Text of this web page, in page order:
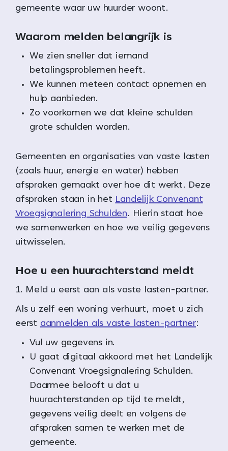
gemeente waar uw huurder woont.
Waarom melden belangrijk is
We zien sneller dat iemand
betalingsproblemen heeft.
We kunnen meteen contact opnemen en
hulp aanbieden.
Zo voorkomen we dat kleine schulden
grote schulden worden.
Gemeenten en organisaties van vaste lasten
(zoals huur, energie en water) hebben
afspraken gemaakt over hoe dit werkt. Deze
afspraken staan in het Landelijk Convenant
Vroegsignalering Schulden. Hierin staat hoe
we samenwerken en hoe we veilig gegevens
uitwisselen.
Hoe u een huurachterstand meldt
1. Meld u eerst aan als vaste lasten-partner.
Als u zelf een woning verhuurt, moet u zich
eerst aanmelden als vaste lasten-partner:
Vul uw gegevens in.
U gaat digitaal akkoord met het Landelijk
Convenant Vroegsignalering Schulden.
Daarmee belooft u dat u
huurachterstanden op tijd te meldt,
gegevens veilig deelt en volgens de
afspraken samen te werken met de
gemeente.